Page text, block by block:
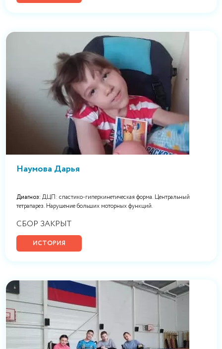
Наумова Дарья
Диагноз: ДЦП: спастико-гиперкинетическая форма. Центральный
тетрапарез. Нарушение больших моторных функций.
СБОР ЗАКРЫТ
ИСТОРИЯ